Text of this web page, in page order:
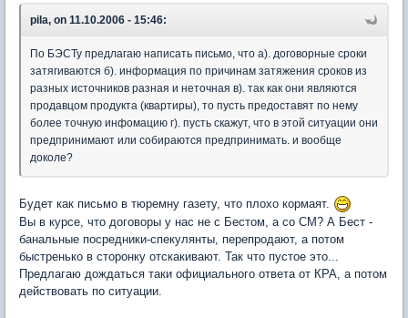
pila, on 11.10.2006 - 15:46:
По БЭСТу предлагаю написать письмо, что а). договорные сроки
затягиваются б). информация по причинам затяжения сроков из
разных источников разная и неточная в). так как они являются
продавцом продукта (квартиры), то пусть предоставят по нему
более точную инфомацию г). пусть скажут, что в этой ситуации они
предпринимают или собираются предпринимать. и вообще
доколе?
Будет как письмо в тюремну газету, что плохо кормаят.
Вы в курсе, что договоры у нас не с Бестом, а со СМ? А Бест -
банальные посредники-спекулянты, перепродают, а потом
быстренько в сторонку отскакивают. Так что пустое это...
Предлагаю дождаться таки официального ответа от КРА, а потом
действовать по ситуации.